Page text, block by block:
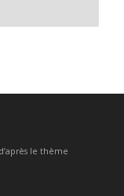
le thème